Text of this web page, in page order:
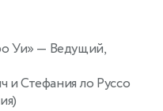
Уи» — Ведущий,
Стефания ло Руссо